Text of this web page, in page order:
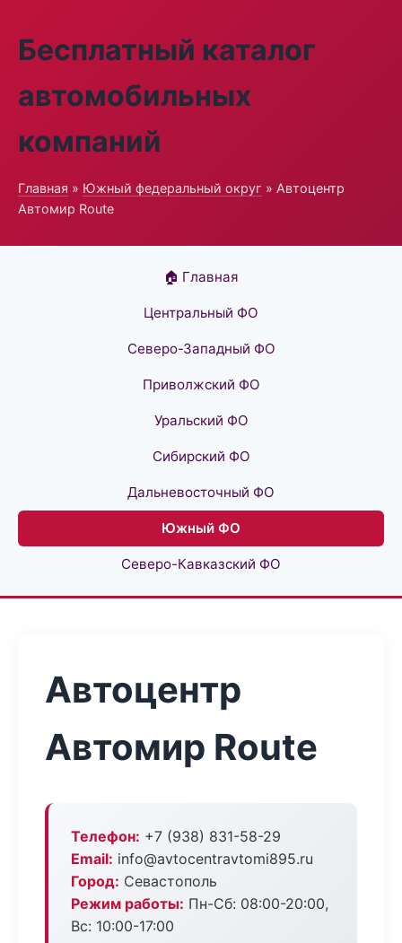
Бесплатный каталог
автомобильных
компаний
Главная » Южный федеральный округ » Автоцентр
Автомир Route
🏠 Главная
Центральный ФО
Северо-Западный ФО
Приволжский ФО
Уральский ФО
Сибирский ФО
Дальневосточный ФО
Южный ФО
Северо-Кавказский ФО
Автоцентр
Автомир Route
Телефон: +7 (938) 831-58-29
Email: info@avtocentravtomi895.ru
Город: Севастополь
Режим работы: Пн-Сб: 08:00-20:00,
Вс: 10:00-17:00